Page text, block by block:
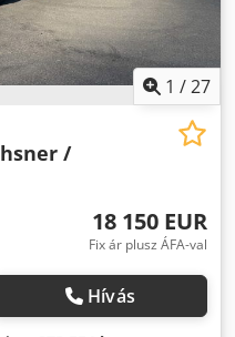
1 /27
/
18 150 EUR
Fix ár plusz ÁFA-val
Hívás